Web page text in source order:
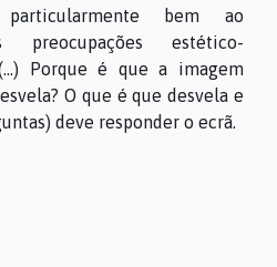
bem ao
preocupações estético-
Porque é que a imagem
O que é que desvela e
deve responder o ecrã.